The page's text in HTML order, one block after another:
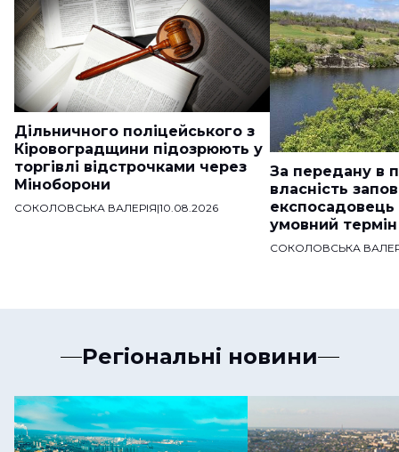
Дільничного поліцейського з
Кіровоградщини підозрюють у
торгівлі відстрочками через
Міноборони
СОКОЛОВСЬКА ВАЛЕРІЯ|10.08.2026
За передану в
власність
умовний термін
СОКОЛОВСЬКА
Регіональні новини